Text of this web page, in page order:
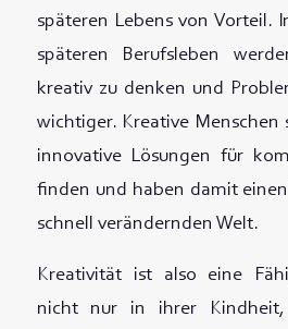
späteren Lebens von Vorteil.
späteren Berufsleben
kreativ zu denken und
wichtiger. Kreative Menschen
innovative Lösungen für
finden und haben damit
schnell verändernden Welt.
Kreativität ist also eine
nicht nur in ihrer